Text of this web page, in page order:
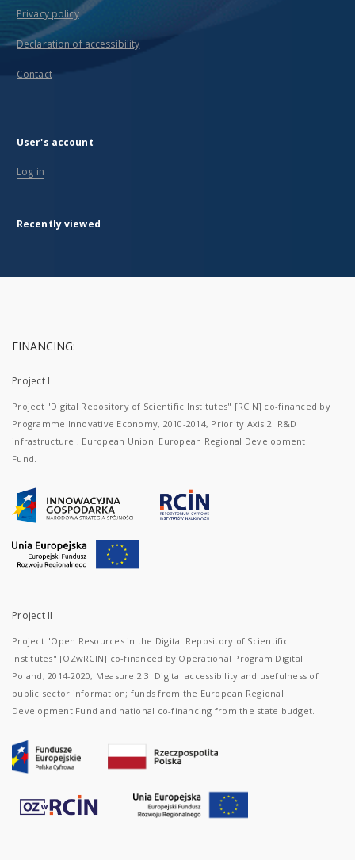
Privacy policy
Declaration of accessibility
Contact
User's account
Log in
Recently viewed
FINANCING:
Project I
Project "Digital Repository of Scientific Institutes" [RCIN] co-financed by
Programme Innovative Economy, 2010-2014, Priority Axis 2. R&D
infrastructure ; European Union. European Regional Development
Fund.
Project II
Project "Open Resources in the Digital Repository of Scientific
Institutes" [OZwRCIN] co-financed by Operational Program Digital
Poland, 2014-2020, Measure 2.3: Digital accessibility and usefulness of
public sector information; funds from the European Regional
Development Fund and national co-financing from the state budget.